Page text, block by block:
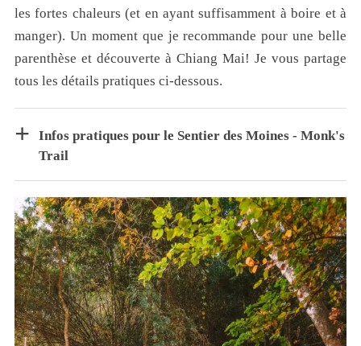
les fortes chaleurs (et en ayant suffisamment à boire et à
manger). Un moment que je recommande pour une belle
parenthèse et découverte à Chiang Mai! Je vous partage
tous les détails pratiques ci-dessous.
Infos pratiques pour le Sentier des Moines - Monk's
Trail